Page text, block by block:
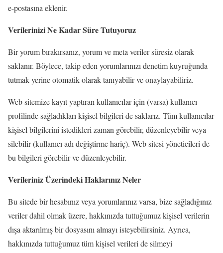
e-postasına eklenir.
Verilerinizi Ne Kadar Süre Tutuyoruz
Bir yorum bırakırsanız, yorum ve meta veriler süresiz olarak
saklanır. Böylece, takip eden yorumlarınızı denetim kuyruğunda
tutmak yerine otomatik olarak tanıyabilir ve onaylayabiliriz.
Web sitemize kayıt yaptıran kullanıcılar için (varsa) kullanıcı
profilinde sağladıkları kişisel bilgileri de saklarız. Tüm kullanıcılar
kişisel bilgilerini istedikleri zaman görebilir, düzenleyebilir veya
silebilir (kullanıcı adı değiştirme hariç). Web sitesi yöneticileri de
bu bilgileri görebilir ve düzenleyebilir.
Verileriniz Üzerindeki Haklarınız Neler
Bu sitede bir hesabınız veya yorumlarınız varsa, bize sağladığınız
veriler dahil olmak üzere, hakkınızda tuttuğumuz kişisel verilerin
dışa aktarılmış bir dosyasını almayı isteyebilirsiniz. Ayrıca,
hakkınızda tuttuğumuz tüm kişisel verileri de silmeyi